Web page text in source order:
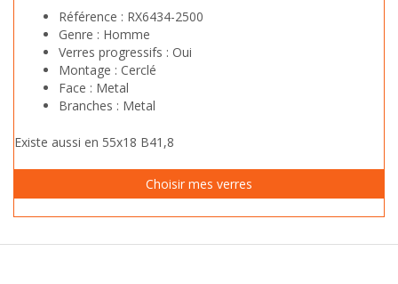
Référence : RX6434-2500
Genre : Homme
Verres progressifs : Oui
Montage : Cerclé
Face : Metal
Branches : Metal
Existe aussi en 55x18 B41,8